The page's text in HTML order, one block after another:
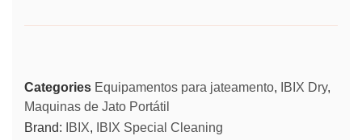
Categories Equipamentos para jateamento, IBIX Dry,
Maquinas de Jato Portátil
Brand:
IBIX, IBIX Special Cleaning